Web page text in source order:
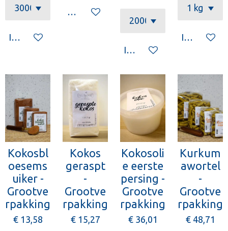
In winkelwagen
Houd mij op de hoogte
In winkelwagen
In
Kokosbl
oesems
uiker -
Grootve
rpakking
€ 13,58
Kokos
geraspt
-
Grootve
rpakking
€ 15,27
Kokosoli
e eerste
persing -
Grootve
rpakking
€ 36,01
Kurkum
awortel
-
Grootve
rpakking
€ 48,71